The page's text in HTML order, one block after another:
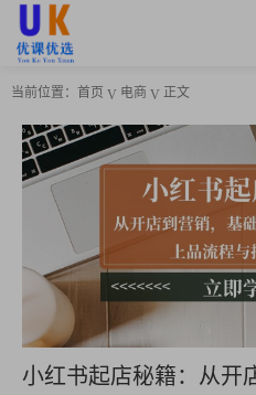
当前位置： 首页 电商 正文
小红书起店秘籍：从开